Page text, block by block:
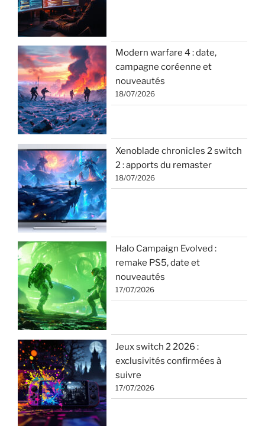
Modern warfare 4 : date,
campagne coréenne et
nouveautés
18/07/2026
Xenoblade chronicles 2 switch
2 : apports du remaster
18/07/2026
Halo Campaign Evolved :
remake PS5, date et
nouveautés
17/07/2026
Jeux switch 2 2026 :
exclusivités confirmées à
suivre
17/07/2026